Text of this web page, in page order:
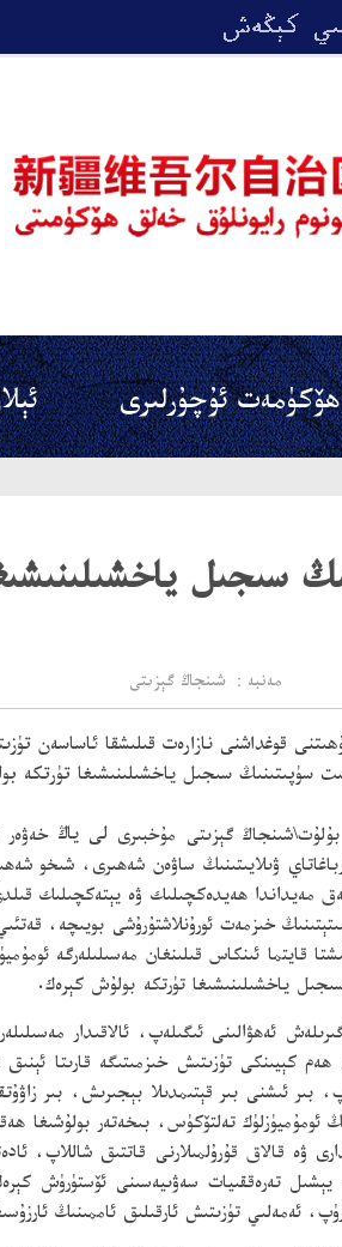
ھۆكۈمەت ئۇچۇرلىرى
سىجىل
مەنبە： شىنجاڭ گېزىتى
قوغداشنى نازارەت قىلىشقا
سۈپىتىنىڭ سىجىل ياخشىلىنىشىغا تۈرتكە
بۇلۇت\شىنجاڭ گېزىتى مۇخبىرى لى ياڭ
ۋىلايىتىنىڭ ساۋەن شەھىرى، شىخو
مەيداندا ھەيدەكچىلىك ۋە يېتەكچىلىك
خىزمەت ئورۇنلاشتۇرۇشى بويىچە،
قايتما ئىنكاس قىلىنغان مەسىلىلەرگە
ياخشىلىنىشىغا تۈرتكە بولۇش كېرەك.
ئەھۋالىنى ئىگىلەپ، ئالاقىدار
كېيىنكى تۈزىتىش خىزمىتىگە قارىتا
ئىشنى بىر قېتىمدىلا بېجىرىش، بىر
ئومۇميۈزلۈك تەلتۆكۈس، بىخەتەر بولۇشىغا
ۋە قالاق قۇرۇلمىلارنى قاتتىق شاللاپ،
تەرەققىيات سەۋىيەسىنى ئۆستۈرۈش
ئەمەلىي تۈزىتىش ئارقىلىق ئاممىنىڭ